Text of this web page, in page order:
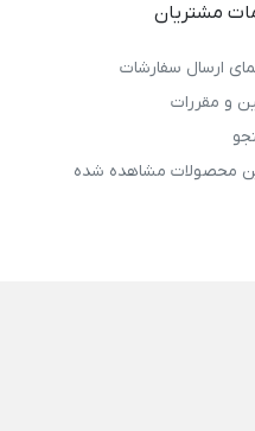
مشتریان
ارسال سفارشات
و مقررات
محصولات مشاهده شده